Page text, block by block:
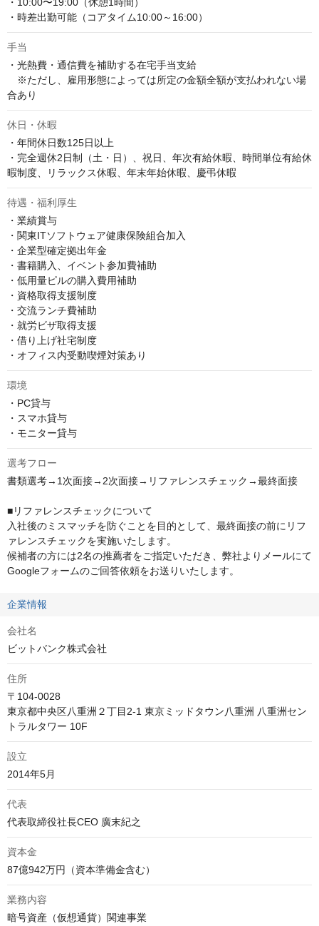
・10:00〜19:00（休憩1時間）
・時差出勤可能（コアタイム10:00～16:00）
手当
・光熱費・通信費を補助する在宅手当支給
※ただし、雇用形態によっては所定の金額全額が支払われない場
合あり
休日・休暇
・年間休日数125日以上
・完全週休2日制（土・日）、祝日、年次有給休暇、時間単位有給休
暇制度、リラックス休暇、年末年始休暇、慶弔休暇
待遇・福利厚生
・業績賞与
・関東ITソフトウェア健康保険組合加入
・企業型確定拠出年金
・書籍購入、イベント参加費補助
・低用量ピルの購入費用補助
・資格取得支援制度
・交流ランチ費補助
・就労ビザ取得支援
・借り上げ社宅制度
・オフィス内受動喫煙対策あり
環境
・PC貸与
・スマホ貸与
・モニター貸与
選考フロー
書類選考→1次面接→2次面接→リファレンスチェック→最終面接
■リファレンスチェックについて
入社後のミスマッチを防ぐことを目的として、最終面接の前にリフ
ァレンスチェックを実施いたします。
候補者の方には2名の推薦者をご指定いただき、弊社よりメールにて
Googleフォームのご回答依頼をお送りいたします。
企業情報
会社名
ビットバンク株式会社
住所
〒104-0028
東京都中央区八重洲２丁目2-1 東京ミッドタウン八重洲 八重洲セン
トラルタワー 10F
設立
代表
代表取締役社長CEO 廣末紀之
資本金
業務内容
暗号資産（仮想通貨）関連事業